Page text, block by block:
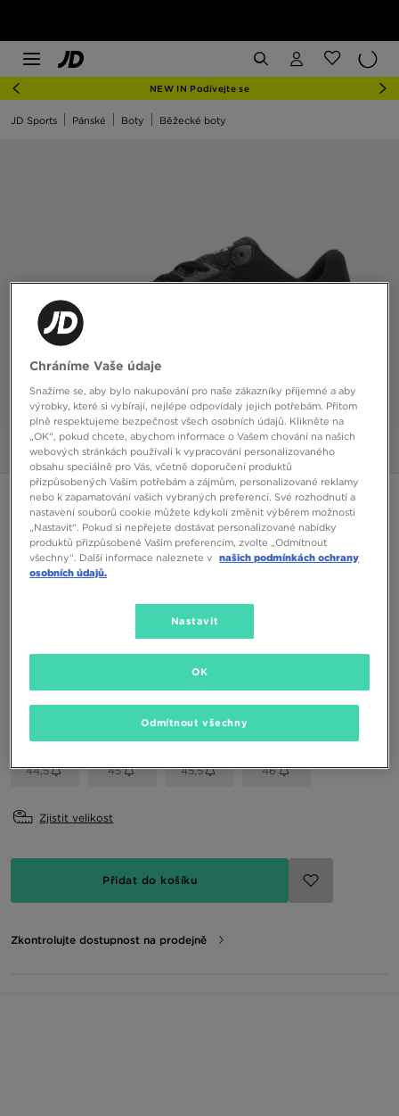
NEW IN Podívejte se
JD Sports Pánské Boty Běžecké boty
Obrázky 360°
NIKE FLEX EXPERIENCE RUN 11
690 Kč
42,5
44,5 45 45,5 46
Zjistit velikost
Přidat do košíku
Zkontrolujte dostupnost na prodejně
Chráníme Vaše údaje
Snažíme se, aby bylo nakupování pro naše zákazníky příjemné a aby
výrobky, které si vybírají, nejlépe odpovídaly jejich potřebám. Přitom
plně respektujeme bezpečnost všech osobních údajů. Klikněte na
„OK“, pokud chcete, abychom informace o Vašem chování na našich
webových stránkách používali k vypracování personalizovaného
obsahu speciálně pro Vás, včetně doporučení produktů
přizpůsobených Vašim potřebám a zájmům, personalizované reklamy
nebo k zapamatování vašich vybraných preferencí. Své rozhodnutí a
nastavení souborů cookie můžete kdykoli změnit výběrem možnosti
„Nastavit“. Pokud si nepřejete dostávat personalizované nabídky
produktů přizpůsobené Vašim preferencím, zvolte „Odmítnout
všechny“. Další informace naleznete v našich podmínkách ochrany
osobních údajů.
Nastavit
Odmítnout všechny
OK